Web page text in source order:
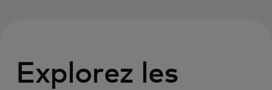
Explorez les